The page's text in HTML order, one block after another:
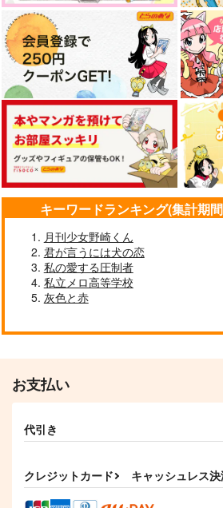
時友四郎兵衛
サンプル
作品詳細
十亀条×桜遥
サンプル
作品詳細
オマケなし【通常版】
シュウハル夏アンソロ
2,200
シュウ×ハルカ
サンプル
夏の初めに願うこと
440円（税込）
キーワードランキング(集計期
月刊少女野崎くん
君が言うには犬の恋
私の愛する圧制者
私立メロ高等学校
灰色と赤
お支払い
代引き
クレジットカード キャッシュレス